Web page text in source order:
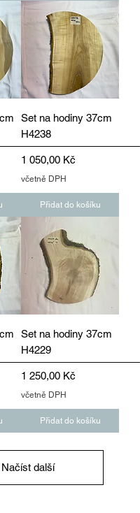
Set na hodiny 37cm
H4238
Cena
1 050,00 Kč
včetně DPH
Přidat do košíku
Set na hodiny 37cm
H4229
Cena
1 250,00 Kč
včetně DPH
Přidat do košíku
Načíst další